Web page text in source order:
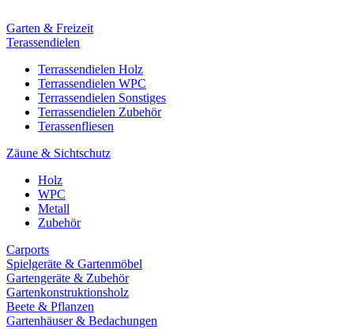
Garten & Freizeit
Terassendielen
Terrassendielen Holz
Terrassendielen WPC
Terrassendielen Sonstiges
Terrassendielen Zubehör
Terassenfliesen
Zäune & Sichtschutz
Holz
WPC
Metall
Zubehör
Carports
Spielgeräte & Gartenmöbel
Gartengeräte & Zubehör
Gartenkonstruktionsholz
Beete & Pflanzen
Gartenhäuser & Bedachungen